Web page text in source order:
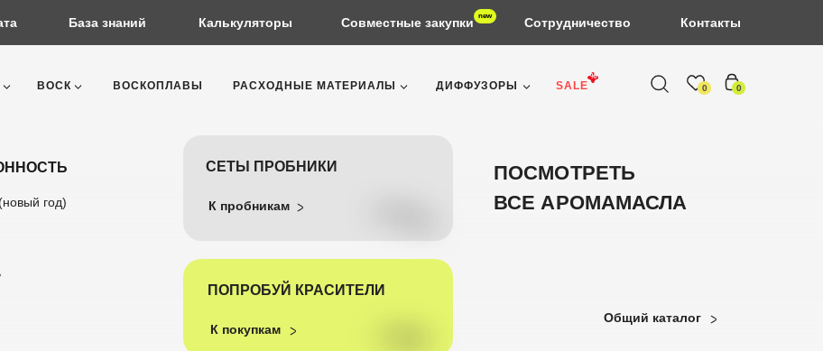
База знаний Калькуляторы Сотрудничество Контакты
Совместные закупки new
0 0
SALE
%
ВОСК ВОСКОПЛАВЫ РАСХОДНЫЕ МАТЕРИАЛЫ ДИФФУЗОРЫ
СЕТЫ ПРОБНИКИ
год) К пробникам
К покупкам
ПОПРОБУЙ КРАСИТЕЛИ
ПОСМОТРЕТЬ
ВСЕ АРОМАМАСЛА
Общий каталог